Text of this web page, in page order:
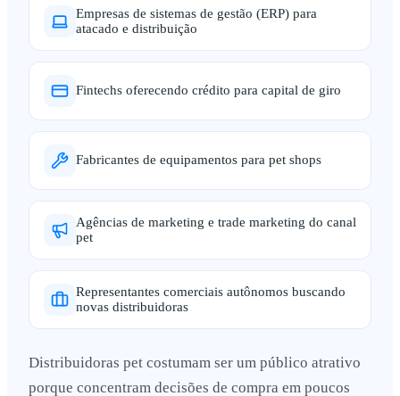
Empresas de sistemas de gestão (ERP) para
atacado e distribuição
Fintechs oferecendo crédito para capital de giro
Fabricantes de equipamentos para pet shops
Agências de marketing e trade marketing do canal
pet
Representantes comerciais autônomos buscando
novas distribuidoras
Distribuidoras pet costumam ser um público atrativo
porque concentram decisões de compra em poucos